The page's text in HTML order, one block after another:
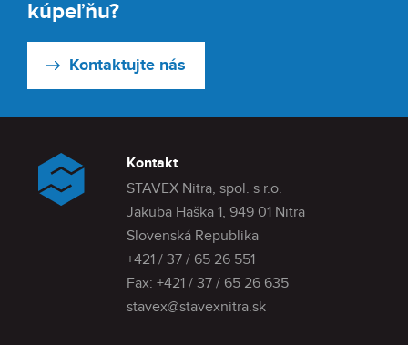
kúpeľňu?
Kontaktujte nás
Kontakt
STAVEX Nitra, spol. s r.o.
Jakuba Haška 1, 949 01 Nitra
Slovenská Republika
+421 / 37 / 65 26 551
Fax: +421 / 37 / 65 26 635
stavex@stavexnitra.sk